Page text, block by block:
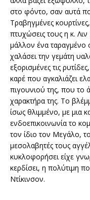
στο φόντο, σαν αυτά
Τραβηγμένες
πτυχώσεις τους η κ. Λιν
μάλλον ένα ταραγμένο
χαλάσει την γεμάτη
εξορισμένες τις
καρέ που αγκαλιάζει
πιγουνιού της, που το
χαρακτήρα της. Το
ίσως θλιμμένο, με μια
ενδοεπικοινωνία το
τον ίδιο τον Μεγάλο,
μεσολαβητές τους
κυκλοφορήσει είχε
κερδίσει, η πολύτιμη
Ντίκινσον.